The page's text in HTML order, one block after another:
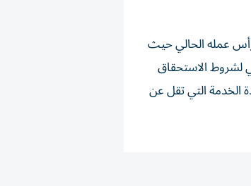
عمله الحالي حيث
لشروط الاستحقاق
التي تقل عن